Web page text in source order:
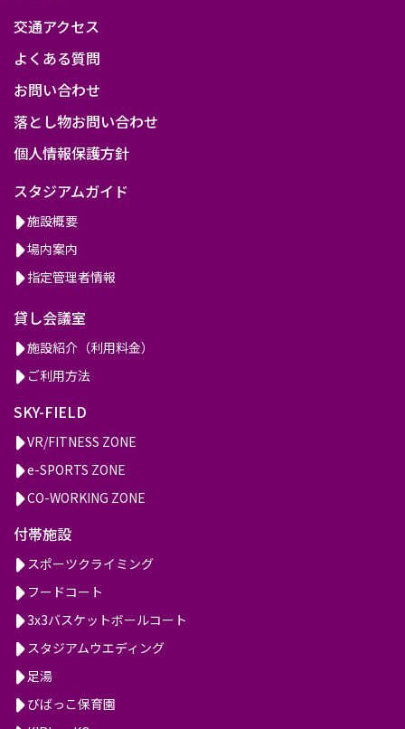
交通アクセス
よくある質問
お問い合わせ
落とし物お問い合わせ
個人情報保護方針
スタジアムガイド
施設概要
場内案内
指定管理者情報
貸し会議室
施設紹介（利用料金）
ご利用方法
SKY-FIELD
VR/FITNESS ZONE
e-SPORTS ZONE
CO-WORKING ZONE
付帯施設
スポーツクライミング
フードコート
3x3バスケットボールコート
スタジアムウエディング
足湯
びばっこ保育園